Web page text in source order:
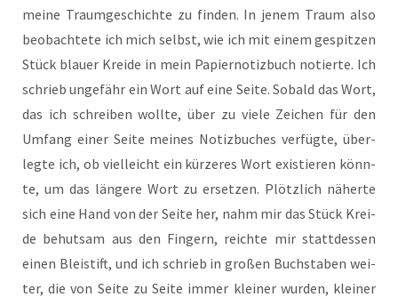
mei­ne Traum­ge­schich­te zu fin­den. In jenem Traum also
beob­ach­te­te ich mich selbst, wie ich mit einem gespit­zen
Stück blau­er Krei­de in mein Papier­no­tiz­buch notier­te. Ich
schrieb unge­fähr ein Wort auf eine Sei­te. Sobald das Wort,
das ich schrei­ben woll­te, über zu vie­le Zei­chen für den
Umfang einer Sei­te mei­nes Notiz­bu­ches ver­füg­te, über­
leg­te ich, ob viel­leicht ein kür­ze­res Wort exis­tie­ren könn­
te, um das län­ge­re Wort zu erset­zen. Plötz­lich näher­te
sich eine Hand von der Sei­te her, nahm mir das Stück Krei­
de behut­sam aus den Fin­gern, reich­te mir statt­des­sen
einen Blei­stift, und ich schrieb in gro­ßen Buch­sta­ben wei­
ter, die von Sei­te zu Sei­te immer klei­ner wur­den, klei­ner